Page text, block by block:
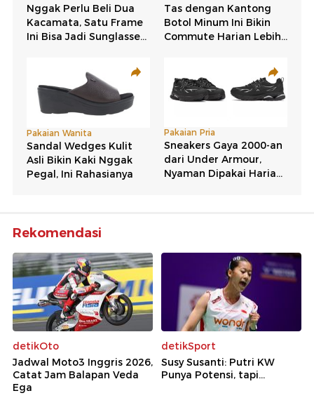
Rekomendasi
detikOto
Jadwal Moto3 Inggris 2026,
Catat Jam Balapan Veda
Ega
detikSport
Susy Susanti: Putri KW
Punya Potensi, tapi...